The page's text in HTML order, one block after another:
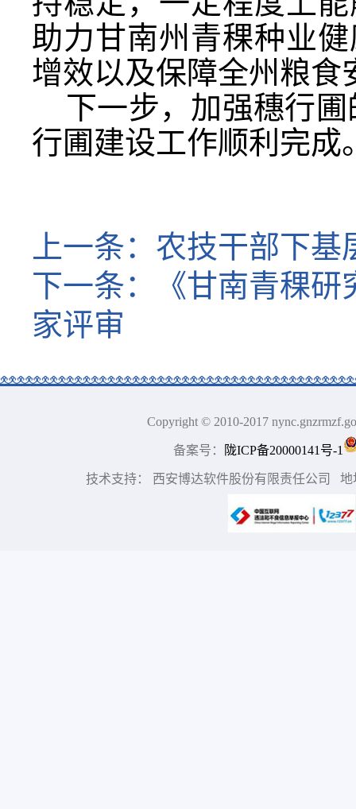
助力甘南州青稞种业
增效以及保障全州粮食
下一步，加强穗行
行圃建设工作顺利完成
上一条： 农技干部下基
下一条：
《甘南青稞
家评审
Copyright © 2010-2017
备案号： 陇ICP备20000141号-1
技术支持： 西安博达软件股份有限责任公司 地